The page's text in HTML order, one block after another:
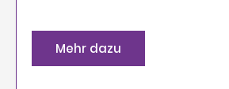
Mehr dazu